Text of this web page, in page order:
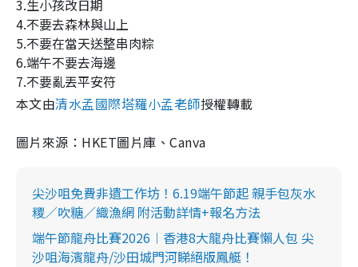
3.生小孩改日期
4.不要去森林與山上
5.不要在當天送整串肉粽
6.端午不要去海邊
7.不要亂丟平安符
本文由清水孟國際塔羅小孟老師授權轉載
圖片來源：HKET圖片庫、Canva
尖沙咀免費非遺工作坊！6.19端午節起 親手包灰水
糭／吹糖／織漁網 附活動詳情+報名方法
端午節龍舟比賽2026︱香港8大龍舟比賽懶人包 尖
沙咀海濱龍舟/沙田城門河睇絕版鳳艇！